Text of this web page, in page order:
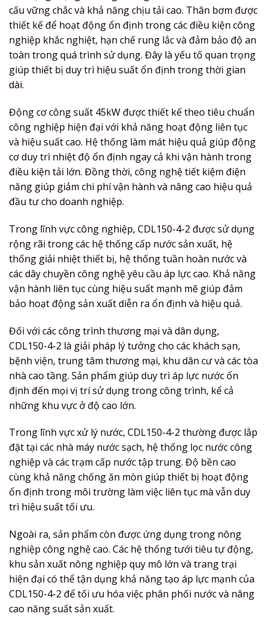
cấu vững chắc và khả năng chịu tải cao. Thân bơm được
thiết kế để hoạt động ổn định trong các điều kiện công
nghiệp khắc nghiệt, hạn chế rung lắc và đảm bảo độ an
toàn trong quá trình sử dụng. Đây là yếu tố quan trọng
giúp thiết bị duy trì hiệu suất ổn định trong thời gian
dài.
Động cơ công suất 45kW được thiết kế theo tiêu chuẩn
công nghiệp hiện đại với khả năng hoạt động liên tục
và hiệu suất cao. Hệ thống làm mát hiệu quả giúp động
cơ duy trì nhiệt độ ổn định ngay cả khi vận hành trong
điều kiện tải lớn. Đồng thời, công nghệ tiết kiệm điện
năng giúp giảm chi phí vận hành và nâng cao hiệu quả
đầu tư cho doanh nghiệp.
Trong lĩnh vực công nghiệp, CDL150-4-2 được sử dụng
rộng rãi trong các hệ thống cấp nước sản xuất, hệ
thống giải nhiệt thiết bị, hệ thống tuần hoàn nước và
các dây chuyền công nghệ yêu cầu áp lực cao. Khả năng
vận hành liên tục cùng hiệu suất mạnh mẽ giúp đảm
bảo hoạt động sản xuất diễn ra ổn định và hiệu quả.
Đối với các công trình thương mại và dân dụng,
CDL150-4-2 là giải pháp lý tưởng cho các khách sạn,
bệnh viện, trung tâm thương mại, khu dân cư và các tòa
nhà cao tầng. Sản phẩm giúp duy trì áp lực nước ổn
định đến mọi vị trí sử dụng trong công trình, kể cả
những khu vực ở độ cao lớn.
Trong lĩnh vực xử lý nước, CDL150-4-2 thường được lắp
đặt tại các nhà máy nước sạch, hệ thống lọc nước công
nghiệp và các trạm cấp nước tập trung. Độ bền cao
cùng khả năng chống ăn mòn giúp thiết bị hoạt động
ổn định trong môi trường làm việc liên tục mà vẫn duy
trì hiệu suất tối ưu.
Ngoài ra, sản phẩm còn được ứng dụng trong nông
nghiệp công nghệ cao. Các hệ thống tưới tiêu tự động,
khu sản xuất nông nghiệp quy mô lớn và trang trại
hiện đại có thể tận dụng khả năng tạo áp lực mạnh của
CDL150-4-2 để tối ưu hóa việc phân phối nước và nâng
cao năng suất sản xuất.